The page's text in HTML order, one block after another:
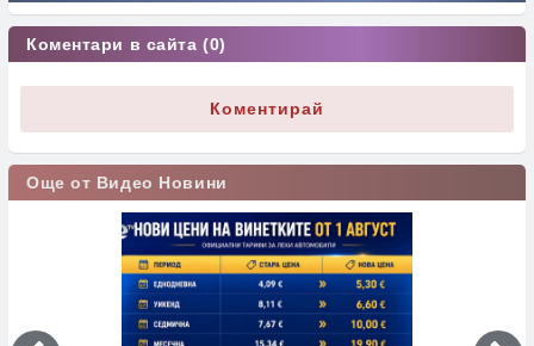
Коментари в сайта (0)
Коментирай
Още от Видео Новини